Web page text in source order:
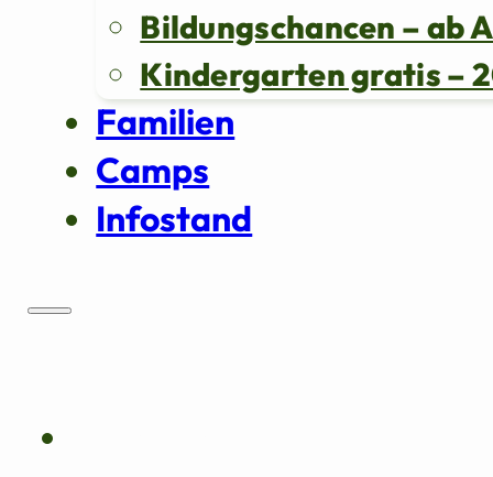
Bildungschancen – ab
Kindergarten gratis –
Familien
Camps
Infostand